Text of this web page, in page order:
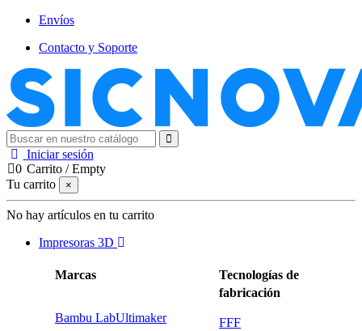
Envíos
Contacto y Soporte
Iniciar sesión
0 Carrito /Empty
Tu carrito
×
No hay artículos en tu carrito
Impresoras 3D
Marcas
Bambu LabUltimaker
Tecnologías de
fabricación
FFF